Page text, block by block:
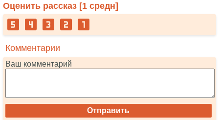
Оценить рассказ [1 средн]
Комментарии
Ваш комментарий